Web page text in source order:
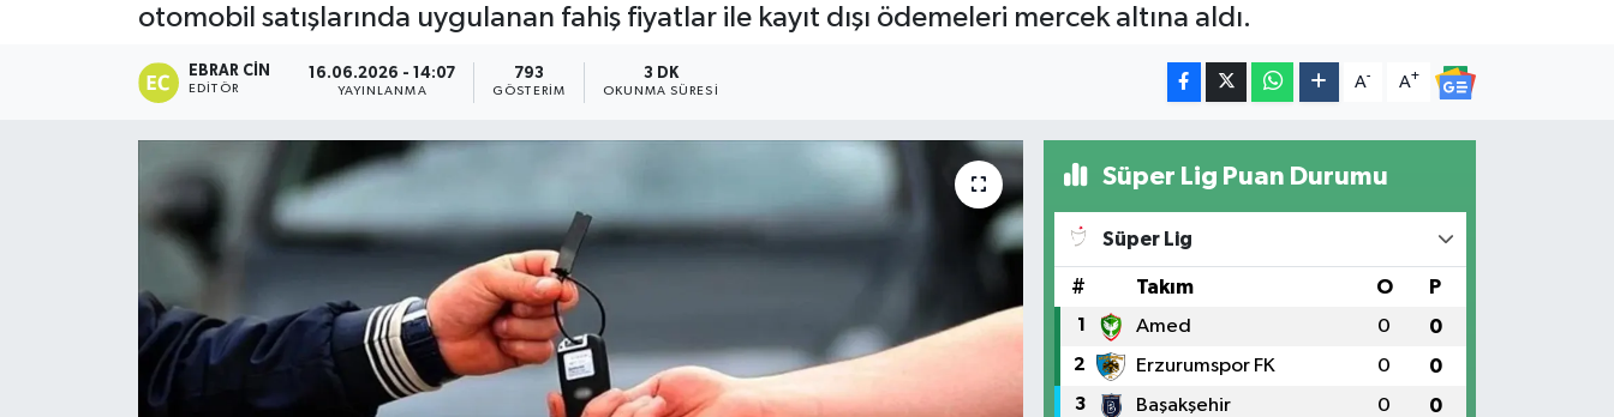
otomobil satışlarında uygulanan fahiş fiyatlar ile kayıt dışı ödemeleri mercek altına aldı.
EBRAR CIN
EDITÖR
16.06.2026 - 14:07
YAYINLANMA
793
GÖSTERIM
3 DK
OKUNMA SÜRESI
A- A+
Süper Lig Puan Durumu
Süper Lig
# Takım O P
1 Amed 0 0
2 Erzurumspor FK 0 0
3 Başakşehir 0 0
Domaniç
Ekonomi